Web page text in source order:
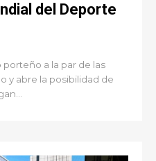
del Deporte
a la par de las
y abre la posibilidad de